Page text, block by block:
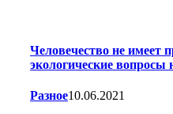
Человечество не имеет
экологические вопросы
Разное10.06.2021